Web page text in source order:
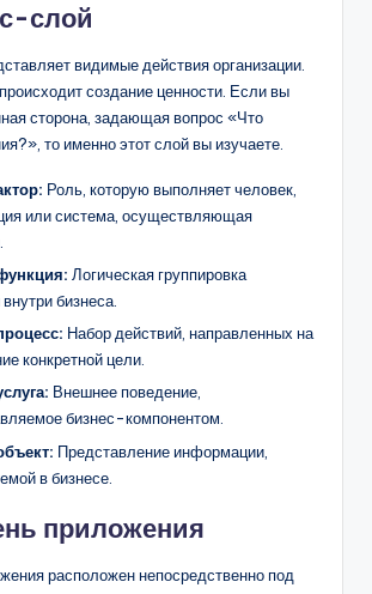
слой
видимые действия организации.
создание ценности. Если вы
сторона, задающая вопрос «Что
то именно этот слой вы изучаете.
Роль, которую выполняет человек,
или система, осуществляющая
Логическая группировка
бизнеса.
Набор действий, направленных на
конкретной цели.
Внешнее поведение,
бизнес-компонентом.
Представление информации,
в бизнесе.
приложения
расположен непосредственно под